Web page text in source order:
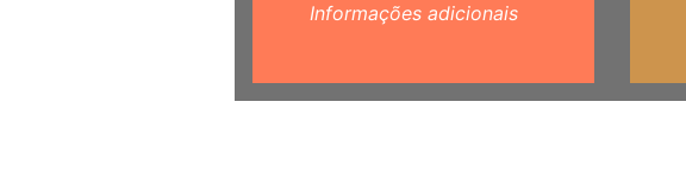
Informações adicionais